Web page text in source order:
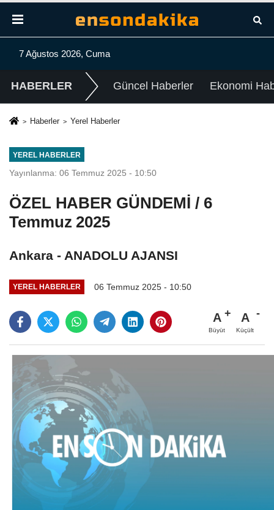
7 Ağustos 2026, Cuma
HABERLER Güncel Haberler Ekonomi
Haberler Yerel Haberler
YEREL HABERLER
Yayınlanma: 06 Temmuz 2025 - 10:50
ÖZEL HABER GÜNDEMİ / 6
Temmuz 2025
Ankara - ANADOLU AJANSI
YEREL HABERLER 06 Temmuz 2025 - 10:50
A
Büyüt
A
Küçült